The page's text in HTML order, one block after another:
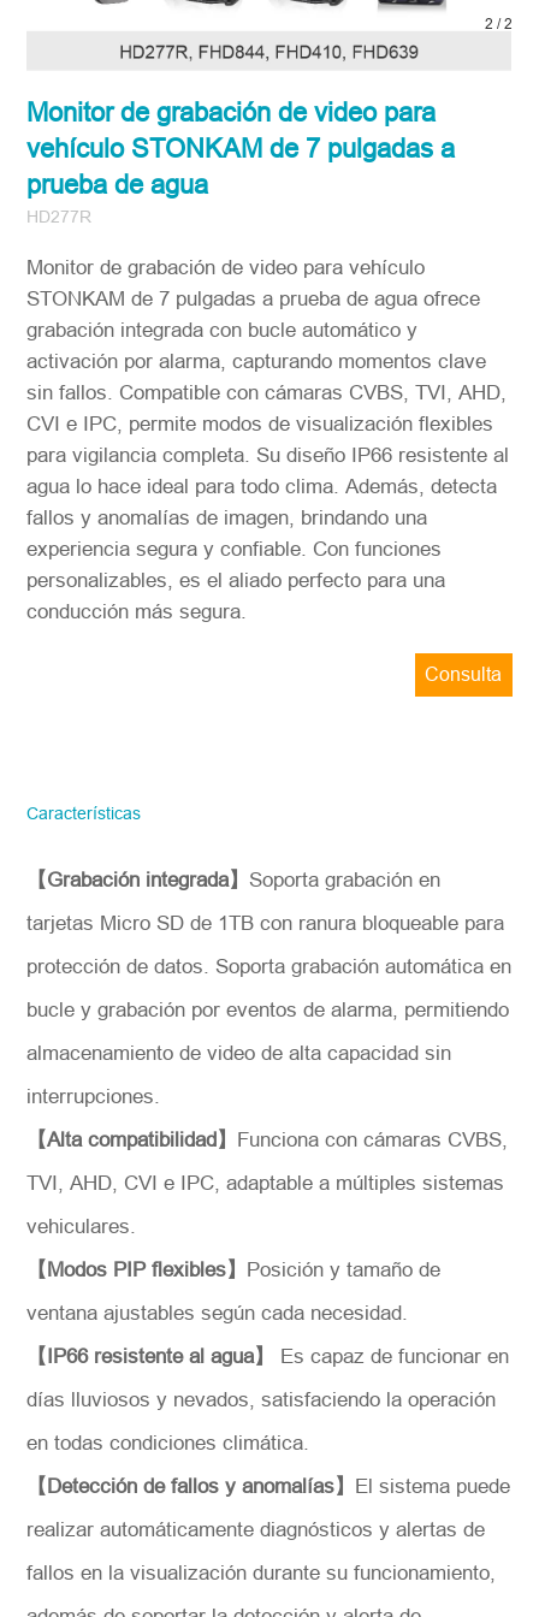
1 /2
Monitor de grabación de video para
vehículo STONKAM de 7 pulgadas a
prueba de agua
HD277R
Monitor de grabación de video para vehículo
STONKAM de 7 pulgadas a prueba de agua ofrece
grabación integrada con bucle automático y
activación por alarma, capturando momentos clave
sin fallos. Compatible con cámaras CVBS, TVI, AHD,
CVI e IPC, permite modos de visualización flexibles
para vigilancia completa. Su diseño IP66 resistente al
agua lo hace ideal para todo clima. Además, detecta
fallos y anomalías de imagen, brindando una
experiencia segura y confiable. Con funciones
personalizables, es el aliado perfecto para una
conducción más segura.
Consulta
región/país. ¡Te responderemos lo antes
Número del modelo
Características
【Grabación integrada】Soporta grabación en
tarjetas Micro SD de 1TB con ranura bloqueable para
protección de datos. Soporta grabación automática en
bucle y grabación por eventos de alarma, permitiendo
almacenamiento de video de alta capacidad sin
interrupciones.
【Alta compatibilidad】
Funciona con cámaras CVBS,
TVI, AHD, CVI e IPC, adaptable a múltiples sistemas
vehiculares.
【Modos PIP flexibles】
Posición y tamaño de
ventana ajustables según cada necesidad.
【IP66 resistente al agua】
Es capaz de funcionar en
días lluviosos y nevados, satisfaciendo la operación
en todas condiciones climática.
【Detección de fallos y anomalías】
El sistema puede
realizar automáticamente diagnósticos y alertas de
fallos en la visualización durante su funcionamiento,